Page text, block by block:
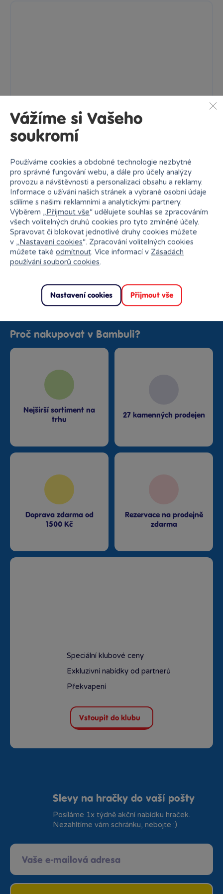
Nářadí sada 12 kusů
Sada nářadí s 12 různými díly. Vhodné pro děti od 3 let.
Sklademonline
209 Kč
Klub:203 Kč
Do košíku
Proč nakupovat v Bambuli?
Nejširší sortiment na
trhu
27 kamenných prodejen
Doprava zdarma od
1500 Kč
Rezervace na prodejně
zdarma
Speciální klubové ceny
Exkluzivní nabídky od partnerů
Překvapení
Vstoupit do klubu
Slevy na hračky do vaší pošty
Posíláme 1x týdně akční nabídku hraček.
Nezahltíme vám schránku, nebojte :)
Vážíme si Vašeho
soukromí
Používáme cookies a obdobné technologie nezbytné
pro správné fungování webu, a dále pro účely analýzy
provozu a návštěvnosti a personalizaci obsahu a reklamy.
Informace o užívání našich stránek a vybrané osobní údaje
sdílíme s našimi reklamními a analytickými partnery.
Výběrem „Přijmout vše“ udělujete souhlas se zpracováním
všech volitelných druhů cookies pro tyto zmíněné účely.
Spravovat či blokovat jednotlivé druhy cookies můžete
v „Nastavení cookies“. Zpracování volitelných cookies
můžete také odmítnout. Více informací v Zásadách
používání souborů cookies.
Nastavení cookies Přijmout vše